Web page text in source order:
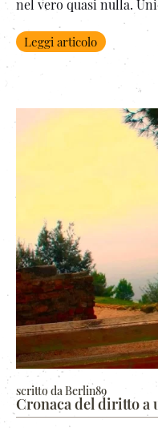
nel vero quasi nulla.
Leggi articolo
scritto da Berlin89
Cronaca del diritto a